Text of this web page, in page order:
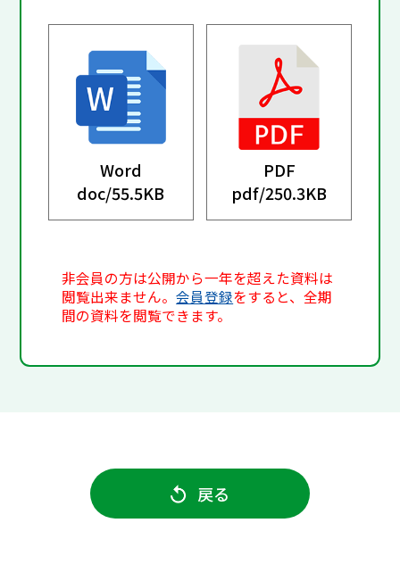
Word
doc/55.5KB
PDF
pdf/250.3KB
非会員の方は公開から一年を超えた資料は
閲覧出来ません。会員登録をすると、全期
間の資料を閲覧できます。
戻る